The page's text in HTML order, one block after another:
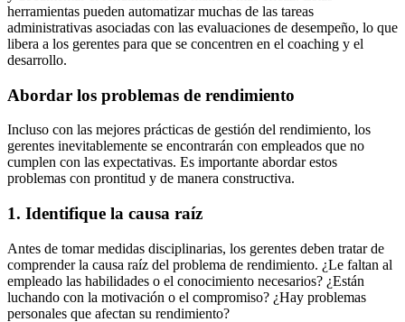
herramientas pueden automatizar muchas de las tareas
administrativas asociadas con las evaluaciones de desempeño, lo que
libera a los gerentes para que se concentren en el coaching y el
desarrollo.
Abordar los problemas de rendimiento
Incluso con las mejores prácticas de gestión del rendimiento, los
gerentes inevitablemente se encontrarán con empleados que no
cumplen con las expectativas. Es importante abordar estos
problemas con prontitud y de manera constructiva.
1. Identifique la causa raíz
Antes de tomar medidas disciplinarias, los gerentes deben tratar de
comprender la causa raíz del problema de rendimiento. ¿Le faltan al
empleado las habilidades o el conocimiento necesarios? ¿Están
luchando con la motivación o el compromiso? ¿Hay problemas
personales que afectan su rendimiento?